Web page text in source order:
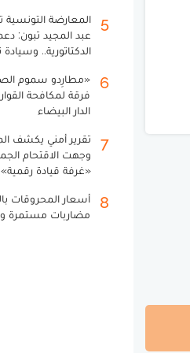
5
المعارضة التونسية
عبد المجيد
الدكتاتورية..
6
«مطارِدو سموم
فرقة لمكافحة
الدار البيضاء
7
تقرير أمني يكشف
وجهت الاقتحام
«غرفة قيادة رقمية»
8
أسعار المحروقات
مضاربات مستمرة